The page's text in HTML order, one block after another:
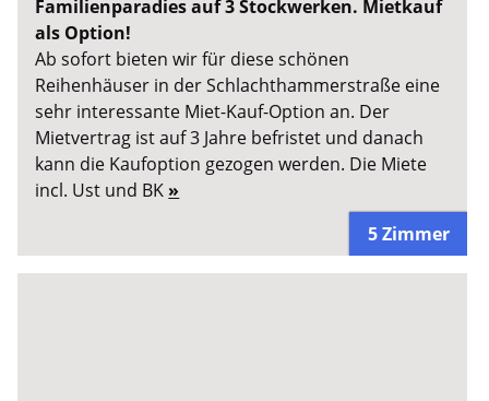
Familienparadies auf 3 Stockwerken. Mietkauf
als Option!
Ab sofort bieten wir für diese schönen
Reihenhäuser in der Schlachthammerstraße eine
sehr interessante Miet-Kauf-Option an. Der
Mietvertrag ist auf 3 Jahre befristet und danach
kann die Kaufoption gezogen werden. Die Miete
incl. Ust und BK »
5 Zimmer